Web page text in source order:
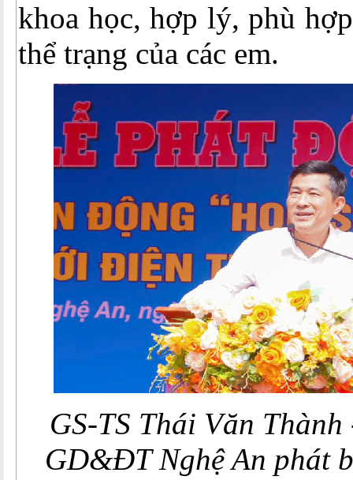
khoa học, hợp lý, phù
thể trạng của các em.
GS-TS Thái Văn
GD&ĐT Nghệ An phát